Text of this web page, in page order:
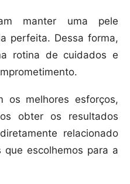
manter uma pele
perfeita. Dessa forma,
rotina de cuidados e
os melhores esforços,
obter os resultados
relacionado
escolhemos para a